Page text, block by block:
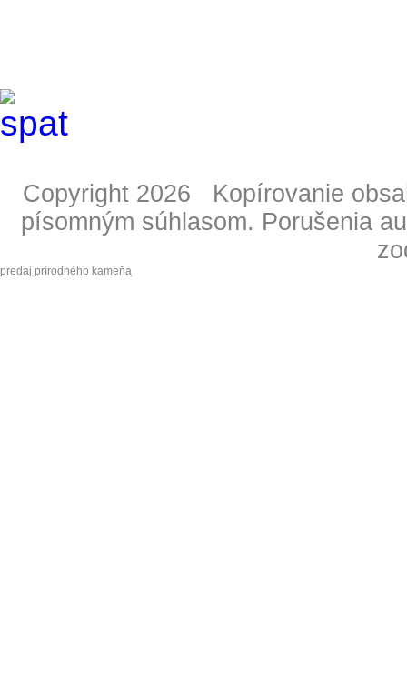
Copyright 2026 Kopírovanie
písomným súhlasom. Porušenia
predaj prírodného kameňa